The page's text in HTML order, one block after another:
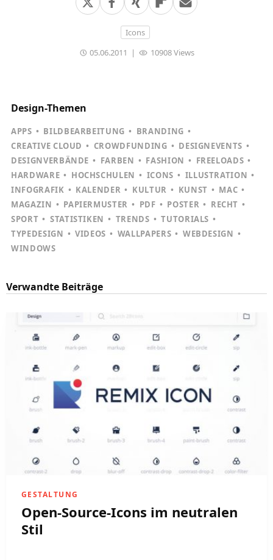
Icons
05.06.2011 | 10908 Views
Design-Themen
APPS BILDBEARBEITUNG
BRANDING
CREATIVE CLOUD
CROWDFUNDING
DESIGNEVENTS
DESIGNVERBÄNDE
FARBEN FASHION
FREELOADS
HARDWARE
HOCHSCHULEN ICONS
ILLUSTRATION
INFOGRAFIK
KALENDER KULTUR KUNST
MAC
MAGAZIN
PAPIERMUSTER PDF POSTER
RECHT
SPORT
STATISTIKEN TRENDS
TUTORIALS
TYPEDESIGN
VIDEOS WALLPAPERS
WEBDESIGN
WINDOWS
Verwandte Beiträge
GESTALTUNG
Open-Source-Icons im neutralen
Stil